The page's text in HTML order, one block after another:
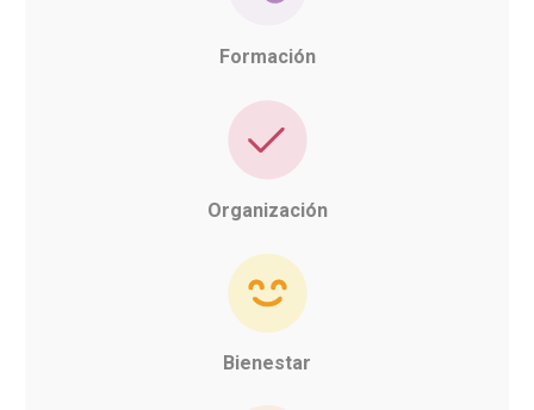
Formación
Organización
Bienestar